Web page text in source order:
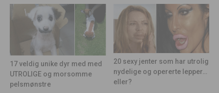
17 veldig unike dyr med med
UTROLIGE og morsomme
pelsmønstre
20 sexy jenter som har utrolig
nydelige og opererte lepper…
eller?